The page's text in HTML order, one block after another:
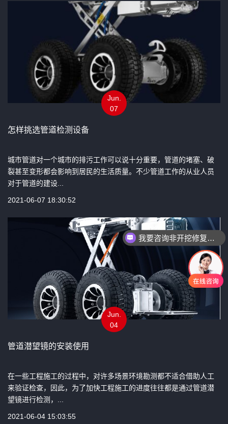
Jun.
07
怎样挑选管道检测设备
城市管道对一个城市的排污工作可以说十分重要，管道的堵塞、破
裂甚至变形都会影响到居民的生活质量。不少管道工作的从业人员
对于管道的建设...
2021-06-07 18:30:52
Jun.
04
管道潜望镜的安装使用
在一些工程施工的过程中，对许多场景环境勘测都不适合借助人工
来验证检查，因此，为了加快工程施工的进度往往都是通过管道潜
望镜进行检测，...
2021-06-04 15:03:55